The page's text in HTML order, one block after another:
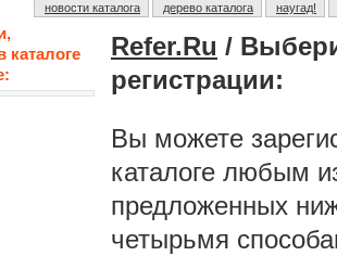
новости каталога дерево каталога наугад!
каталоге
Refer.Ru /
регистрации:
Вы можете
каталоге любым
предложенных
четырьмя